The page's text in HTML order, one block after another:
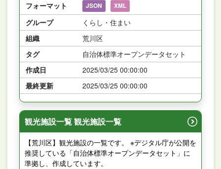
フォーマット
JSON XML
グループ
くらし・住まい
組織
荒川区
タグ
自治体標準オープンデータセット
作成日
2025/03/25 00:00:00
最終更新
2025/03/25 00:00:00
観光施設一覧 観光施設一覧
【荒川区】観光施設の一覧です。 ※デジタル庁が公開を
推奨している「自治体標準オープンデータセット」に
準拠し、作成しています。